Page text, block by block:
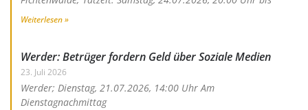
Weiterlesen »
Werder: Betrüger fordern Geld über Soziale Medien
23. Juli 2026
Werder; Dienstag, 21.07.2026, 14:00 Uhr Am
Dienstagnachmittag